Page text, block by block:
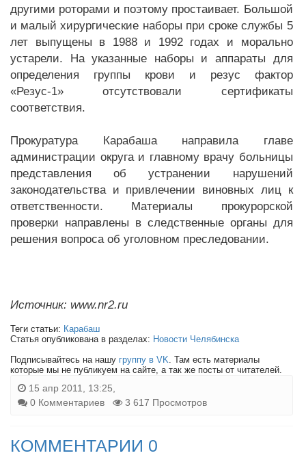
другими роторами и поэтому простаивает. Большой
и малый хирургические наборы при сроке службы 5
лет выпущены в 1988 и 1992 годах и морально
устарели. На указанные наборы и аппараты для
определения группы крови и резус фактор
«Резус-1» отсутствовали сертификаты
соответствия.
Прокуратура Карабаша направила главе
администрации округа и главному врачу больницы
представления об устранении нарушений
законодательства и привлечении виновных лиц к
ответственности. Материалы прокурорской
проверки направлены в следственные органы для
решения вопроса об уголовном преследовании.
Источник: www.nr2.ru
Теги статьи: Карабаш
Статья опубликована в разделах: Новости Челябинска
Подписывайтесь на нашу группу в VK. Там есть материалы
которые мы не публикуем на сайте, а так же посты от читателей.
15 апр 2011, 13:25,
0 Комментариев
3 617 Просмотров
КОММЕНТАРИИ 0